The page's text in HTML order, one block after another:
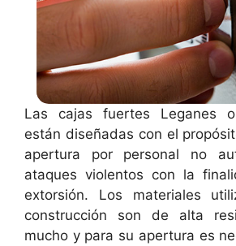
Las cajas fuertes Leganes
están diseñadas con el
apertura por personal no
ataques violentos con la
extorsión. Los materiales
construcción son de alta
mucho y para su apertura es